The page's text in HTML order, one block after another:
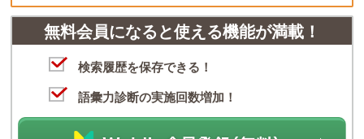
無料会員になると使える機能が満載！
検索履歴を保存できる！
語彙力診断の実施回数増加！